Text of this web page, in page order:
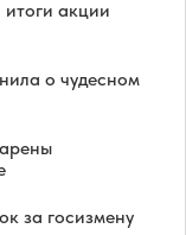
акции
о чудесном
за госизмену